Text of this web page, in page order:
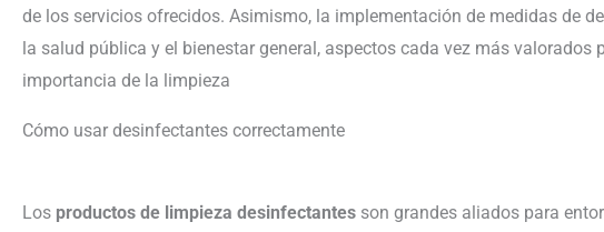
de los servicios ofrecidos. Asimismo, la implementación de medidas de
la salud pública y el bienestar general, aspectos cada vez más valorados
importancia de la limpieza
Cómo usar desinfectantes correctamente
Los productos de limpieza desinfectantes son grandes aliados para